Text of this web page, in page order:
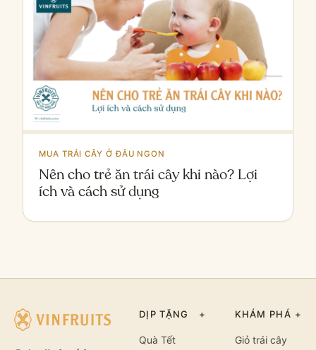
MUA TRÁI CÂY Ở ĐÂU NGON
Nên cho trẻ ăn trái cây khi nào? Lợi
ích và cách sử dụng
DỊP TẶNG +
Quà Tết
KHÁM PHÁ +
Giỏ trái cây